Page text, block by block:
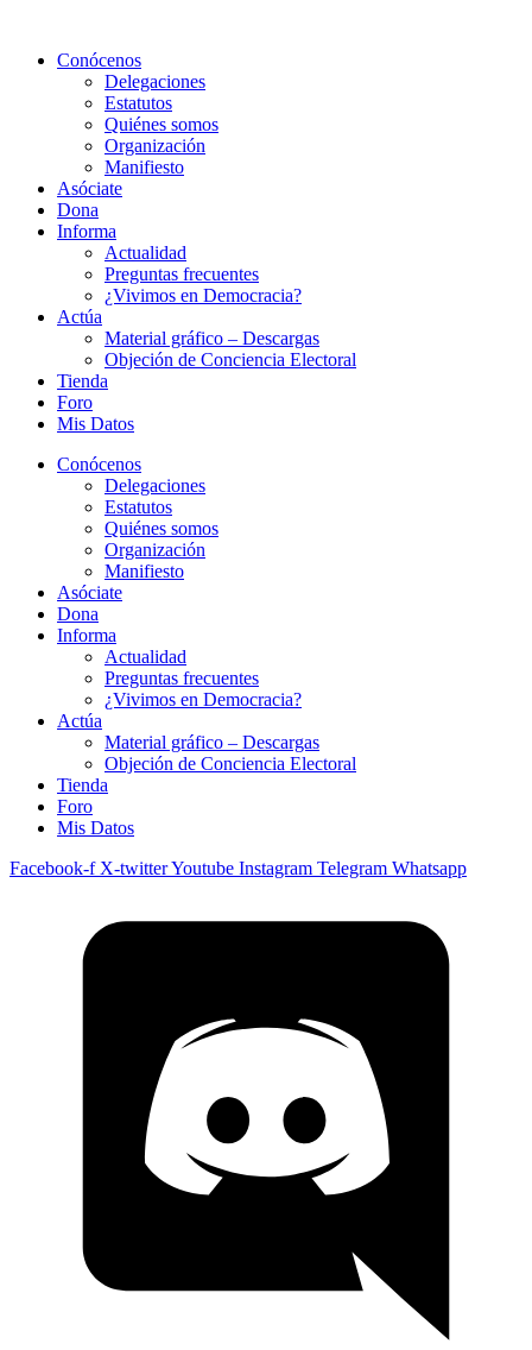
contenidoConócenos
Delegaciones
Estatutos
Quiénes somos
Organización
Manifiesto
Asóciate
Dona
Informa
Actualidad
Preguntas frecuentes
¿Vivimos en Democracia?
Actúa
Material gráfico – Descargas
Objeción de Conciencia Electoral
Tienda
Foro
Mis Datos
Conócenos
Delegaciones
Estatutos
Quiénes somos
Organización
Manifiesto
Asóciate
Dona
Informa
Actualidad
Preguntas frecuentes
¿Vivimos en Democracia?
Actúa
Material gráfico – Descargas
Objeción de Conciencia Electoral
Tienda
Foro
Mis Datos
Facebook-f X-twitterYoutube Instagram Telegram Whatsapp